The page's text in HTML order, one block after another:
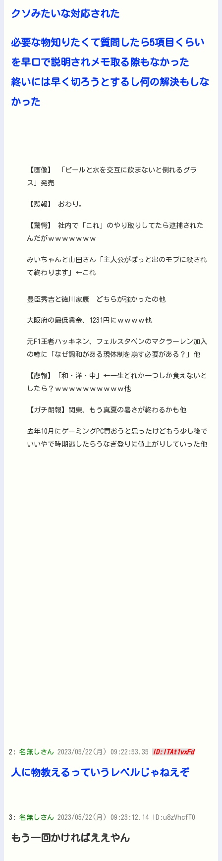
クソみたいな対応された
必要な物知りたくて質問したら5項目くらい
を早口で説明されメモ取る隙もなかった
終いには早く切ろうとするし何の解決もしな
かった
【画像】 「ビールと水を交互に飲まないと倒れるグラ
ス」発売
【悲報】 おわり。
【驚愕】 社内で「これ」のやり取りしてたら逮捕された
んだがｗｗｗｗｗｗｗ
みいちゃんと山田さん「主人公がぽっと出のモブに殺され
て終わります」←これ
豊臣秀吉と徳川家康 どちらが強かったの他
大阪府の最低賃金、1231円にｗｗｗｗ他
元F1王者ハッキネン、フェルスタペンのマクラーレン加入
の噂に「なぜ調和がある現体制を崩す必要がある？」他
【悲報】「和・洋・中」←一生どれか一つしか食えないと
したら？ｗｗｗｗｗｗｗｗｗｗ他
【ガチ朗報】関東、もう真夏の暑さが終わるかも他
去年10月にゲーミングPC買おうと思ったけどもう少し後で
いいやで時期逃したらうなぎ登りに値上がりしていった他
2: 名無しさん 2023/05/22(月) 09:22:53.35 ID:lTAt1vxFd
人に物教えるっていうレベルじゃねえぞ
3: 名無しさん 2023/05/22(月) 09:23:12.14 ID:u8zVhcfT0
もう一回かければええやん